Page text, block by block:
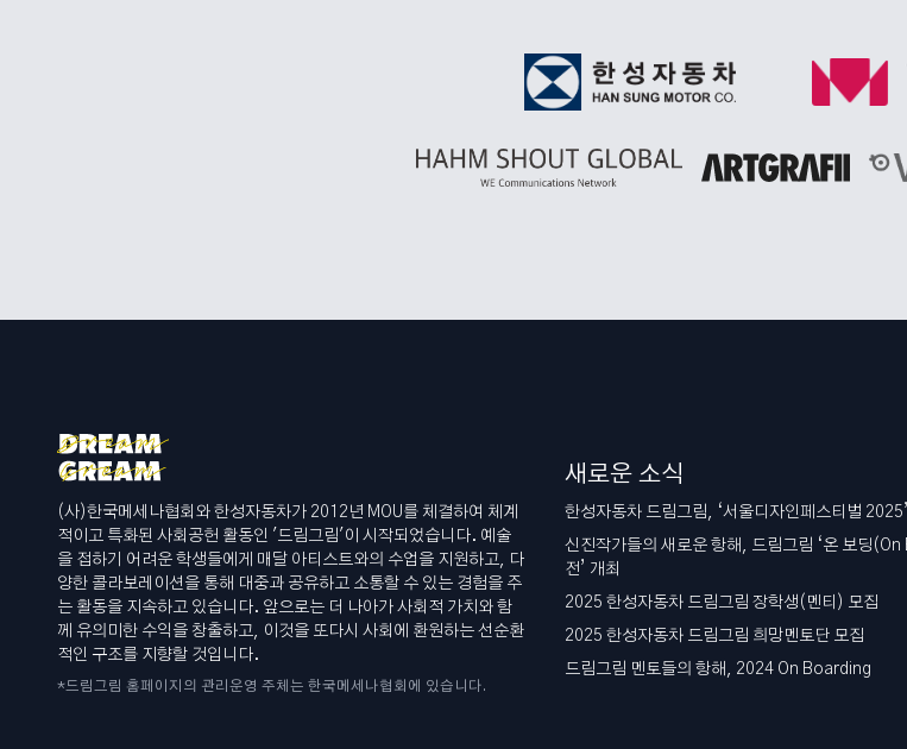
(사)한국메세나협회와 한성자동차가 2012년 MOU를 체결하여 체계
적이고 특화된 사회공헌 활동인 '드림그림'이 시작되었습니다. 예술
을 접하기 어려운 학생들에게 매달 아티스트와의 수업을 지원하고, 다
양한 콜라보레이션을 통해 대중과 공유하고 소통할 수 있는 경험을 주
는 활동을 지속하고 있습니다. 앞으로는 더 나아가 사회적 가치와 함
께 유의미한 수익을 창출하고, 이것을 또다시 사회에 환원하는 선순환
적인 구조를 지향할 것입니다.
*드림그림 홈페이지의 관리운영 주체는 한국메세나협회에 있습니다.
새로운 소식
한성자동차 드림그림, ‘서울디자인페스티벌
신진작가들의 새로운 항해, 드림그림 ‘온 보딩
전’ 개최
2025 한성자동차 드림그림 장학생(멘티) 모집
2025 한성자동차 드림그림 희망멘토단 모집
드림그림 멘토들의 항해, 2024 On Boarding